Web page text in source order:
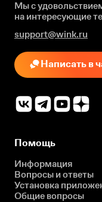
Мы с
на интересующие
support@wink.ru
Написать в
Помощь
Информация
Вопросы и ответы
Установка
Общие вопросы